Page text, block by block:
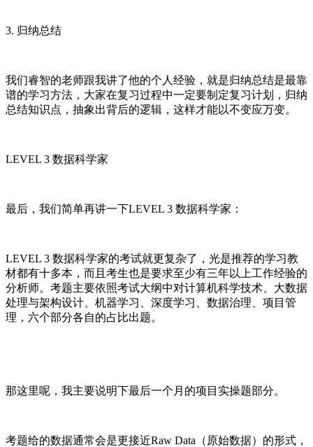
3. 归纳总结
我们睿智的老师跟我讲了他的个人经验，就是归纳总结是最靠
谱的学习方法，大家在复习过程中一定要制定复习计划，归纳
总结知识点，抽象出背后的逻辑，这样才能以不变应万变。
LEVEL 3 数据科学家
最后，我们简单再讲一下LEVEL 3 数据科学家：
LEVEL 3 数据科学家的考试就更复杂了，光是推荐的学习教
材都有十多本，而且考生也是要求至少有三年以上工作经验的
分析师。考题主要依照考试大纲中对计算机科学技术、大数据
处理与架构设计、机器学习、深度学习、数据治理、项目管
理，六个部分各自的占比出题。
那这里呢，我主要说明下最后一个月的项目实操题部分。
考题给的数据通常会是更接近Raw Data（原始数据）的形式，